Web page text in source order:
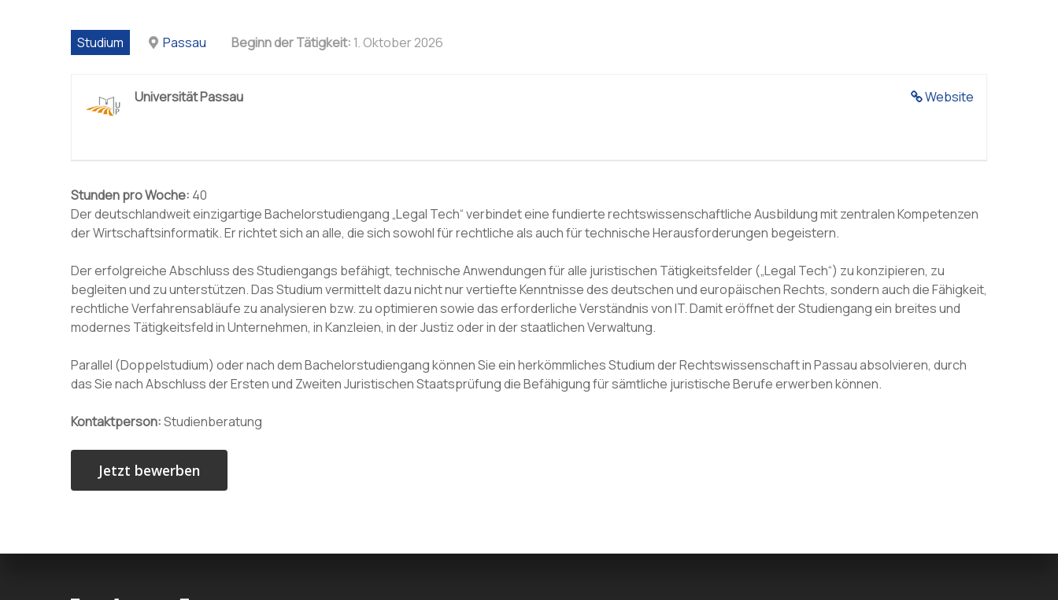
Studium Passau Beginn der Tätigkeit: 1. Oktober 2026
Website
Universität Passau
Stunden pro Woche: 40
Der deutschlandweit einzigartige Bachelorstudiengang „Legal Tech“ verbindet eine fundierte rechtswissenschaftliche Ausbildung mit zentralen Kompetenzen
der Wirtschaftsinformatik. Er richtet sich an alle, die sich sowohl für rechtliche als auch für technische Herausforderungen begeistern.
Der erfolgreiche Abschluss des Studiengangs befähigt, technische Anwendungen für alle juristischen Tätigkeitsfelder („Legal Tech“) zu konzipieren, zu
begleiten und zu unterstützen. Das Studium vermittelt dazu nicht nur vertiefte Kenntnisse des deutschen und europäischen Rechts, sondern auch die Fähigkeit,
rechtliche Verfahrensabläufe zu analysieren bzw. zu optimieren sowie das erforderliche Verständnis von IT. Damit eröffnet der Studiengang ein breites und
modernes Tätigkeitsfeld in Unternehmen, in Kanzleien, in der Justiz oder in der staatlichen Verwaltung.
Parallel (Doppelstudium) oder nach dem Bachelorstudiengang können Sie ein herkömmliches Studium der Rechtswissenschaft in Passau absolvieren, durch
das Sie nach Abschluss der Ersten und Zweiten Juristischen Staatsprüfung die Befähigung für sämtliche juristische Berufe erwerben können.
Kontaktperson:Studienberatung